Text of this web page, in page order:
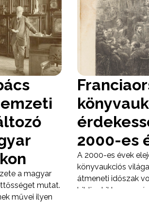
a magyar
mutat.
művei ilyen
2000-es
A 2000-es évek
könyvaukciós
átmeneti időszak
bibliophil